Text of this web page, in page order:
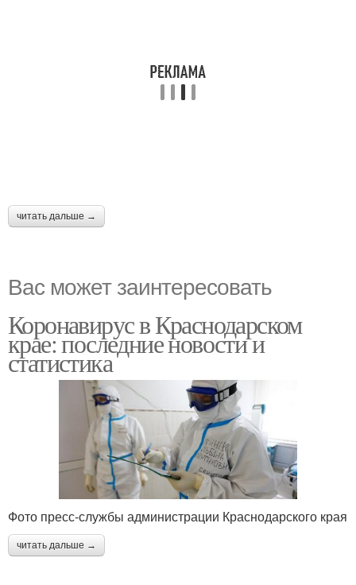
читать дальше →
Вас может заинтересовать
Коронавирус в Краснодарском
крае: последние новости и
статистика
Фото пресс-службы администрации Краснодарского края
читать дальше →